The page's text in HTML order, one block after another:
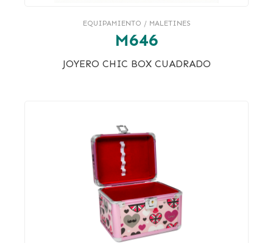
EQUIPAMIENTO / MALETINES
M646
JOYERO CHIC BOX CUADRADO